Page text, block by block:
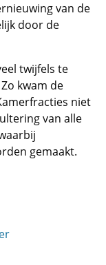
van de
door de
twijfels te
kwam de
niet
van alle
gemaakt.